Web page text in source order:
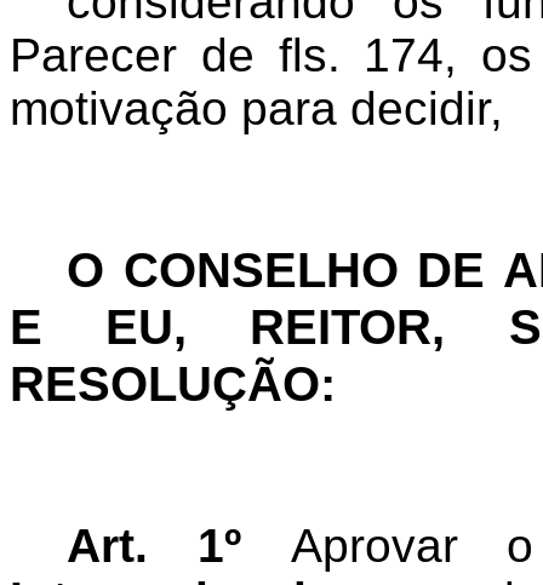
Parecer de fls. 174,
motivação para decidir,
O CONSELHO DE
E EU, REITOR,
RESOLUÇÃO:
Art. 1º Aprovar